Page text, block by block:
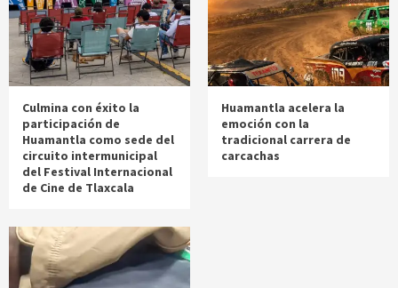
Culmina con éxito la
participación de
Huamantla como sede del
circuito intermunicipal
del Festival Internacional
de Cine de Tlaxcala
Huamantla acelera la
emoción con la
tradicional carrera de
carcachas